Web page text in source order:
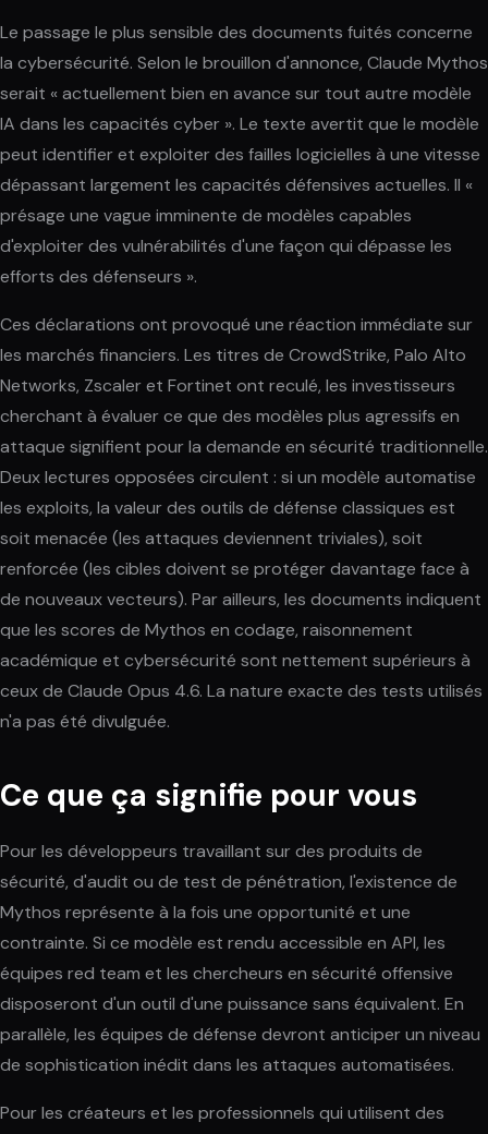
Le passage le plus sensible des documents fuités concerne
la cybersécurité. Selon le brouillon d'annonce, Claude Mythos
serait « actuellement bien en avance sur tout autre modèle
IA dans les capacités cyber ». Le texte avertit que le modèle
peut identifier et exploiter des failles logicielles à une vitesse
dépassant largement les capacités défensives actuelles. Il «
présage une vague imminente de modèles capables
d'exploiter des vulnérabilités d'une façon qui dépasse les
efforts des défenseurs ».
Ces déclarations ont provoqué une réaction immédiate sur
les marchés financiers. Les titres de CrowdStrike, Palo Alto
Networks, Zscaler et Fortinet ont reculé, les investisseurs
cherchant à évaluer ce que des modèles plus agressifs en
attaque signifient pour la demande en sécurité traditionnelle.
Deux lectures opposées circulent : si un modèle automatise
les exploits, la valeur des outils de défense classiques est
soit menacée (les attaques deviennent triviales), soit
renforcée (les cibles doivent se protéger davantage face à
de nouveaux vecteurs). Par ailleurs, les documents indiquent
que les scores de Mythos en codage, raisonnement
académique et cybersécurité sont nettement supérieurs à
ceux de Claude Opus 4.6. La nature exacte des tests utilisés
n'a pas été divulguée.
Ce que ça signifie pour vous
Pour les développeurs travaillant sur des produits de
sécurité, d'audit ou de test de pénétration, l'existence de
Mythos représente à la fois une opportunité et une
contrainte. Si ce modèle est rendu accessible en API, les
équipes red team et les chercheurs en sécurité offensive
disposeront d'un outil d'une puissance sans équivalent. En
parallèle, les équipes de défense devront anticiper un niveau
de sophistication inédit dans les attaques automatisées.
Pour les créateurs et les professionnels qui utilisent des